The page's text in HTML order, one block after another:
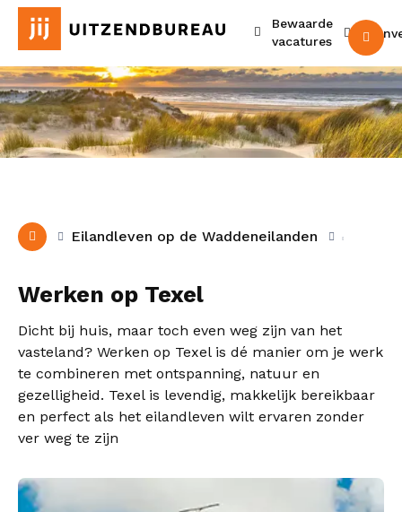
Bewaarde
vacatures
Eilandleven op de Waddeneilanden
Werken op Texel
Dicht bij huis, maar toch even weg zijn van het
vasteland? Werken op Texel is dé manier om je werk
te combineren met ontspanning, natuur en
gezelligheid. Texel is levendig, makkelijk bereikbaar
en perfect als het eilandleven wilt ervaren zonder
ver weg te zijn